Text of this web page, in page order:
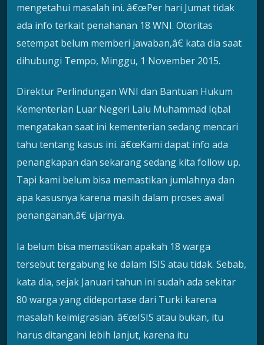
mengetahui masalah ini. â€œPer hari Jumat tidak
ada info terkait penahanan 18 WNI. Otoritas
setempat belum memberi jawaban,â€ kata dia saat
dihubungi Tempo, Minggu, 1 November 2015.
Direktur Perlindungan WNI dan Bantuan Hukum
Kementerian Luar Negeri Lalu Muhammad Iqbal
mengatakan saat ini kementerian sedang mencari
tahu tentang kasus ini. â€œKami dapat info ada
penangkapan dan sekarang sedang kita follow up.
Tapi kami belum bisa memastikan jumlahnya dan
apa kasusnya karena masih dalam proses awal
penanganan,â€ ujarnya.
Ia belum bisa memastikan apakah 18 warga
tersebut tergabung ke dalam ISIS atau tidak. Sebab,
kata dia, sejak Januari tahun ini sudah ada sekitar
80 warga yang dideportase dari Turki karena
masalah keimigrasian. â€œISIS atau bukan, itu
harus ditangani lebih lanjut, karena itu